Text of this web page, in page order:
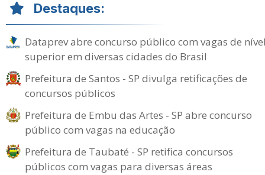
Destaques:
Dataprev abre concurso público com vagas de
superior em diversas cidades do Brasil
Prefeitura de Santos - SP divulga retificações de
concursos públicos
Prefeitura de Embu das Artes - SP abre concurso
público com vagas na educação
Prefeitura de Taubaté - SP retifica concursos
públicos com vagas para diversas áreas